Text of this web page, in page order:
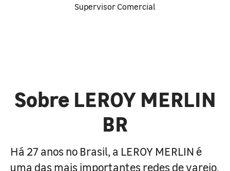
Supervisor Comercial
Sobre LEROY MERLIN
BR
Há 27 anos no Brasil, a LEROY MERLIN é
uma das mais importantes redes de varejo,